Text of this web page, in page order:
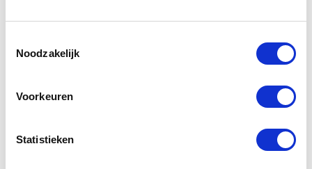
Noodzakelijk
Voorkeuren
Statistieken